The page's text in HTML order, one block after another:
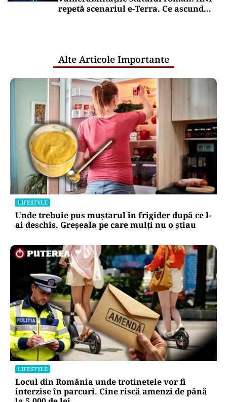
repetă scenariul e‑Terra. Ce ascund
Alte Articole Importante
LIFESTYLE
Unde trebuie pus muștarul în frigider după ce l-
ai deschis. Greșeala pe care mulți nu o știau
LIFESTYLE
Locul din România unde trotinetele vor fi
interzise în parcuri. Cine riscă amenzi de până